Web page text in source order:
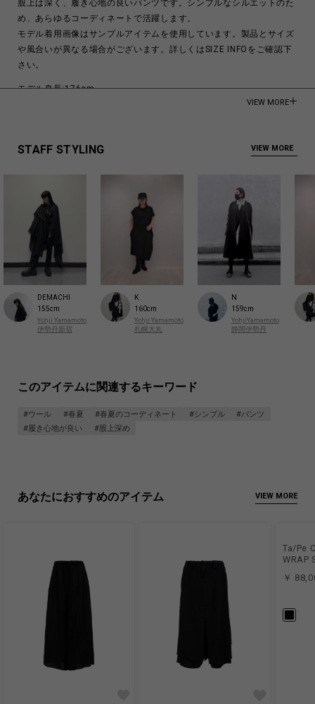
股上は深く、履き心地の良いパンツです。シンプルなシルエットのた
め、あらゆるコーディネートで活躍します。
モデル着用画像はサンプルアイテムを使用しています。製品とサイズ
や風合いが異なる場合がございます。詳しくはSIZE INFOをご確認下
さい。
モデル身長:176cm
VIEW MORE
STAFF STYLING VIEW MORE
DEMACHI
155cm
Yohji Yamamoto
伊勢丹新宿
K
160cm
Yohji Yamamoto
札幌大丸
N
159cm
YohjiYamamoto
静岡伊勢丹
このアイテムに関連するキーワード
#ウール #春夏 #春夏のコーディネート #シンプル
#パンツ
#履き心地が良い
#股上深め
あなたにおすすめのアイテム VIEW MORE
Ta/Pe
WRAP
￥